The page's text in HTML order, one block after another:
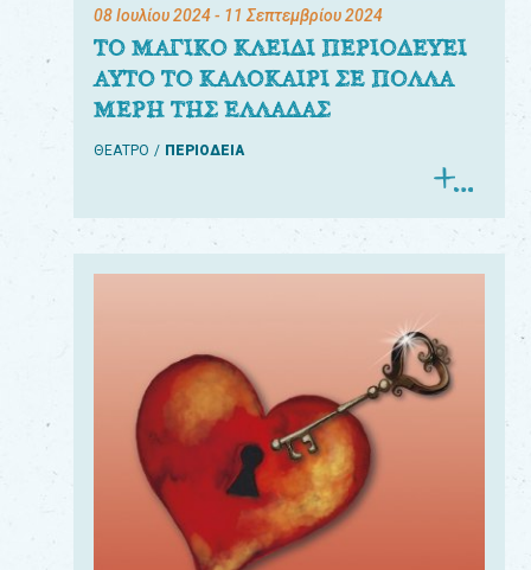
08 Ιουλίου 2024- 11 Σεπτεμβρίου 2024
ΤΟ ΜΑΓΙΚΟ ΚΛΕΙΔΙ ΠΕΡΙΟΔΕΥΕΙ
ΑΥΤΟ ΤΟ ΚΑΛΟΚΑΙΡΙ ΣΕ ΠΟΛΛΑ
ΜΕΡΗ ΤΗΣ ΕΛΛΑΔΑΣ
ΘΕΑΤΡΟ ΠΕΡΙΟΔΕΙΑ